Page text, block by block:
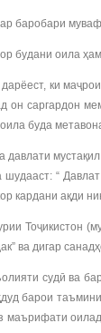
баробари
будани оила
ки
он саргардон
буда
давлати
“
кардани ақди
Тоҷикистон
ва дигар
судӣ ва
барои
маърифати